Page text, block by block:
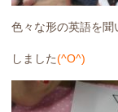
色々な形の英語を聞
しました(^O^)